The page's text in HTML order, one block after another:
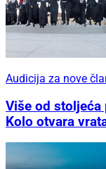
Audicija za nove
Više od stoljeća
Kolo otvara